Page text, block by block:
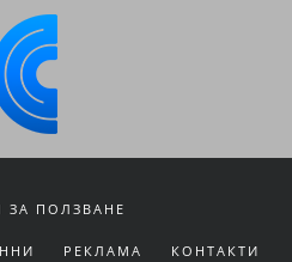
ЗА ПОЛЗВАНЕ
РЕКЛАМА КОНТАКТИ